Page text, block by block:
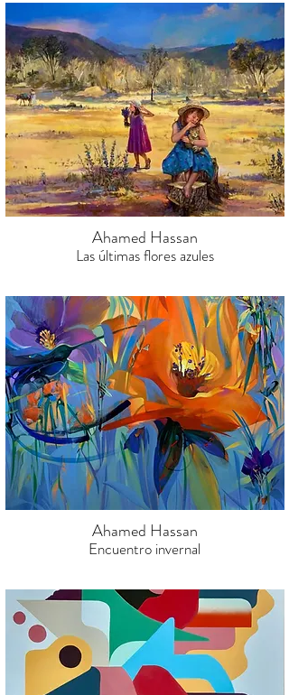
Ahamed Hassan
Las últimas flores azules
Ahamed Hassan
Encuentro invernal